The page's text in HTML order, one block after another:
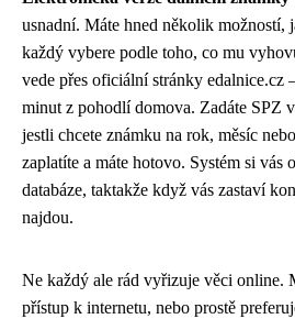
usnadní. Máte hned několik možností,
každý vybere podle toho, co mu
vede přes oficiální stránky edalnice.cz
minut z pohodlí domova. Zadáte SPZ
jestli chcete známku na rok, měsíc
zaplatíte a máte hotovo. Systém si vás
databáze, taktakže když vás zastaví
najdou.
Ne každý ale rád vyřizuje věci online.
přístup k internetu, nebo prostě